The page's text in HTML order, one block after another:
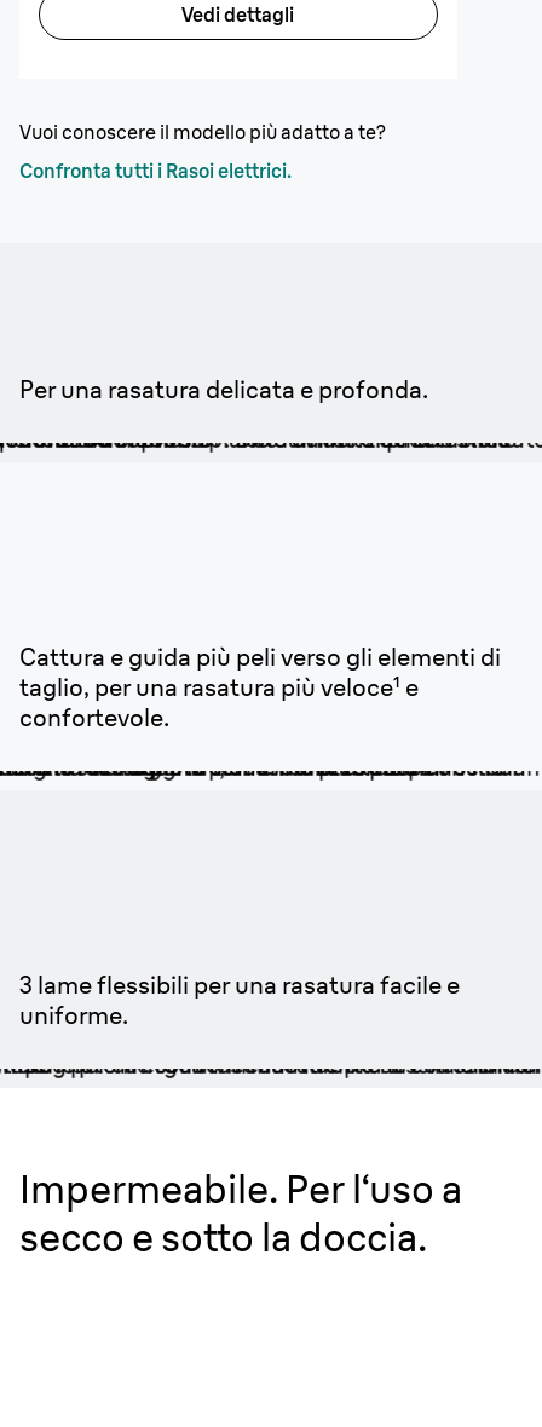
Vedi dettagli
Vuoi conoscere il modello più adatto a te?
Confronta tutti i Rasoi elettrici.
Per una rasatura delicata e profonda.
Cattura e guida più peli verso gli elementi di
taglio, per una rasatura più veloce¹ e
confortevole.
3 lame flessibili per una rasatura facile e
uniforme.
Impermeabile. Per l‘uso a
secco e sotto la doccia.